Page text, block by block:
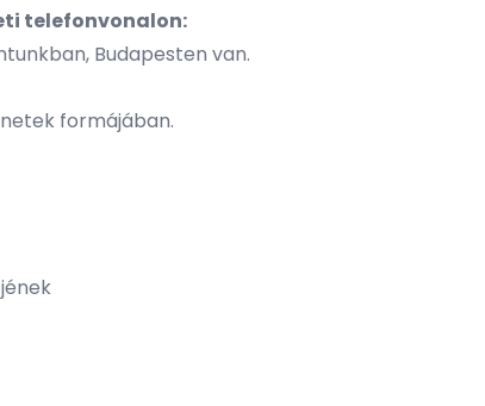
telefonvonalon:
Budapesten van.
formájában.